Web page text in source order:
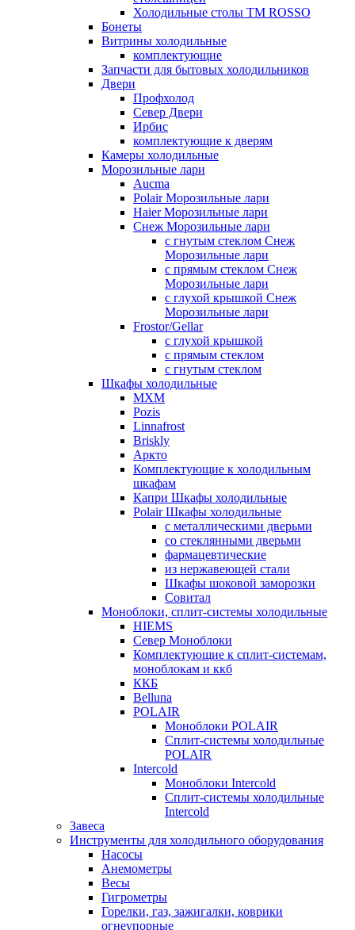
Холодильные столы ТМ ROSSO
Бонеты
Витрины холодильные
комплектующие
Запчасти для бытовых холодильников
Двери
Профхолод
Север Двери
Ирбис
комплектующие к дверям
Камеры холодильные
Морозильные лари
Aucma
Polair Морозильные лари
Haier Морозильные лари
Снеж Морозильные лари
с гнутым стеклом Снеж
Морозильные лари
с прямым стеклом Снеж
Морозильные лари
с глухой крышкой Снеж
Морозильные лари
Frostor/Gellar
с глухой крышкой
с прямым стеклом
с гнутым стеклом
Шкафы холодильные
МХМ
Pozis
Linnafrost
Briskly
Аркто
Комплектующие к холодильным
шкафам
Капри Шкафы холодильные
Polair Шкафы холодильные
с металлическими дверьми
со стеклянными дверьми
фармацевтические
из нержавеющей стали
Шкафы шоковой заморозки
Совитал
Моноблоки, сплит-системы холодильные
HIEMS
Север Моноблоки
Комплектующие к сплит-системам,
моноблокам и ккб
ККБ
Belluna
POLAIR
Моноблоки POLAIR
Сплит-системы холодильные
POLAIR
Intercold
Моноблоки Intercold
Сплит-системы холодильные
Intercold
Завеса
Инструменты для холодильного оборудования
Насосы
Анемометры
Весы
Гигрометры
Горелки, газ, зажигалки, коврики
огнеупорные